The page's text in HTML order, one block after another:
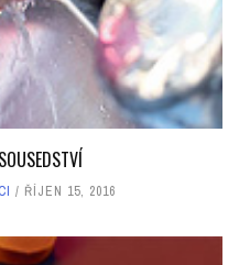
ŘÍJEN 15, 2016